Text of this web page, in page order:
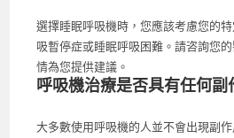
選擇睡眠呼吸機時，您應該考慮您的
吸暫停症或睡眠呼吸困難。請咨詢您
情為您提供建議。
呼吸機治療是否具有任何副
大多數使用呼吸機的人並不會出現副